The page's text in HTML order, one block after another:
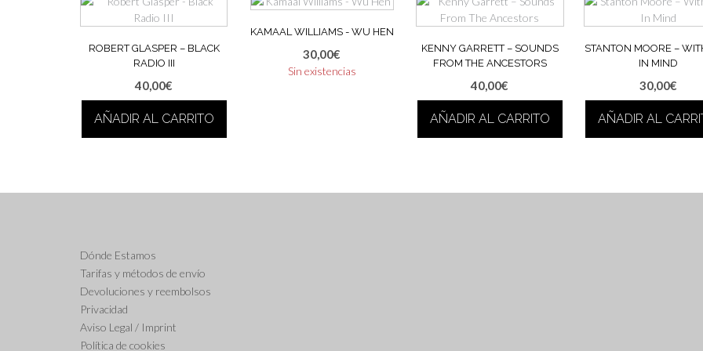
ROBERT GLASPER – BLACK
RADIO III
40,00€
AÑADIR AL CARRITO
KAMAAL WILLIAMS ‎- WU HEN
30,00€
Sin existencias
KENNY GARRETT – SOUNDS
FROM THE ANCESTORS
40,00€
AÑADIR AL CARRITO
STANTON MOORE –
IN MIND
30,00€
AÑADIR AL
Dónde Estamos
Tarifas y métodos de envío
Devoluciones y reembolsos
Privacidad
Aviso Legal / Imprint
Política de cookies